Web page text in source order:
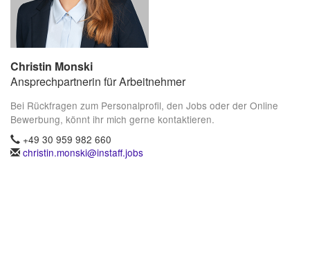
Christin Monski
Ansprechpartnerin für Arbeitnehmer
Bei Rückfragen zum Personalprofil, den Jobs oder der Online
Bewerbung, könnt ihr mich gerne kontaktieren.
+49 30 959 982 660
christin.monski@instaff.jobs